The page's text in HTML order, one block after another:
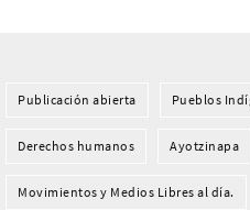
Publicación abierta Pueblos
Derechos humanos Ayotzinapa
Movimientos y Medios Libres al día.